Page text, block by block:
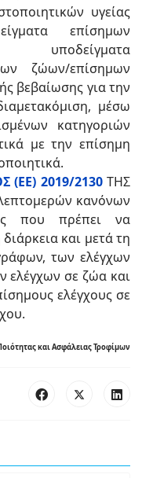
υγείας
επίσημων
υποδείγματα
ζώων/επίσημων
βεβαίωσης για την
μέσω
κατηγοριών
με την επίσημη
(ΕΕ) 2019/2130ΤΗΣ
κανόνων
που πρέπει να
και μετά τη
των ελέγχων
ελέγχων σε ζώα και
ελέγχους σε
και Ασφάλειας Τροφίμων